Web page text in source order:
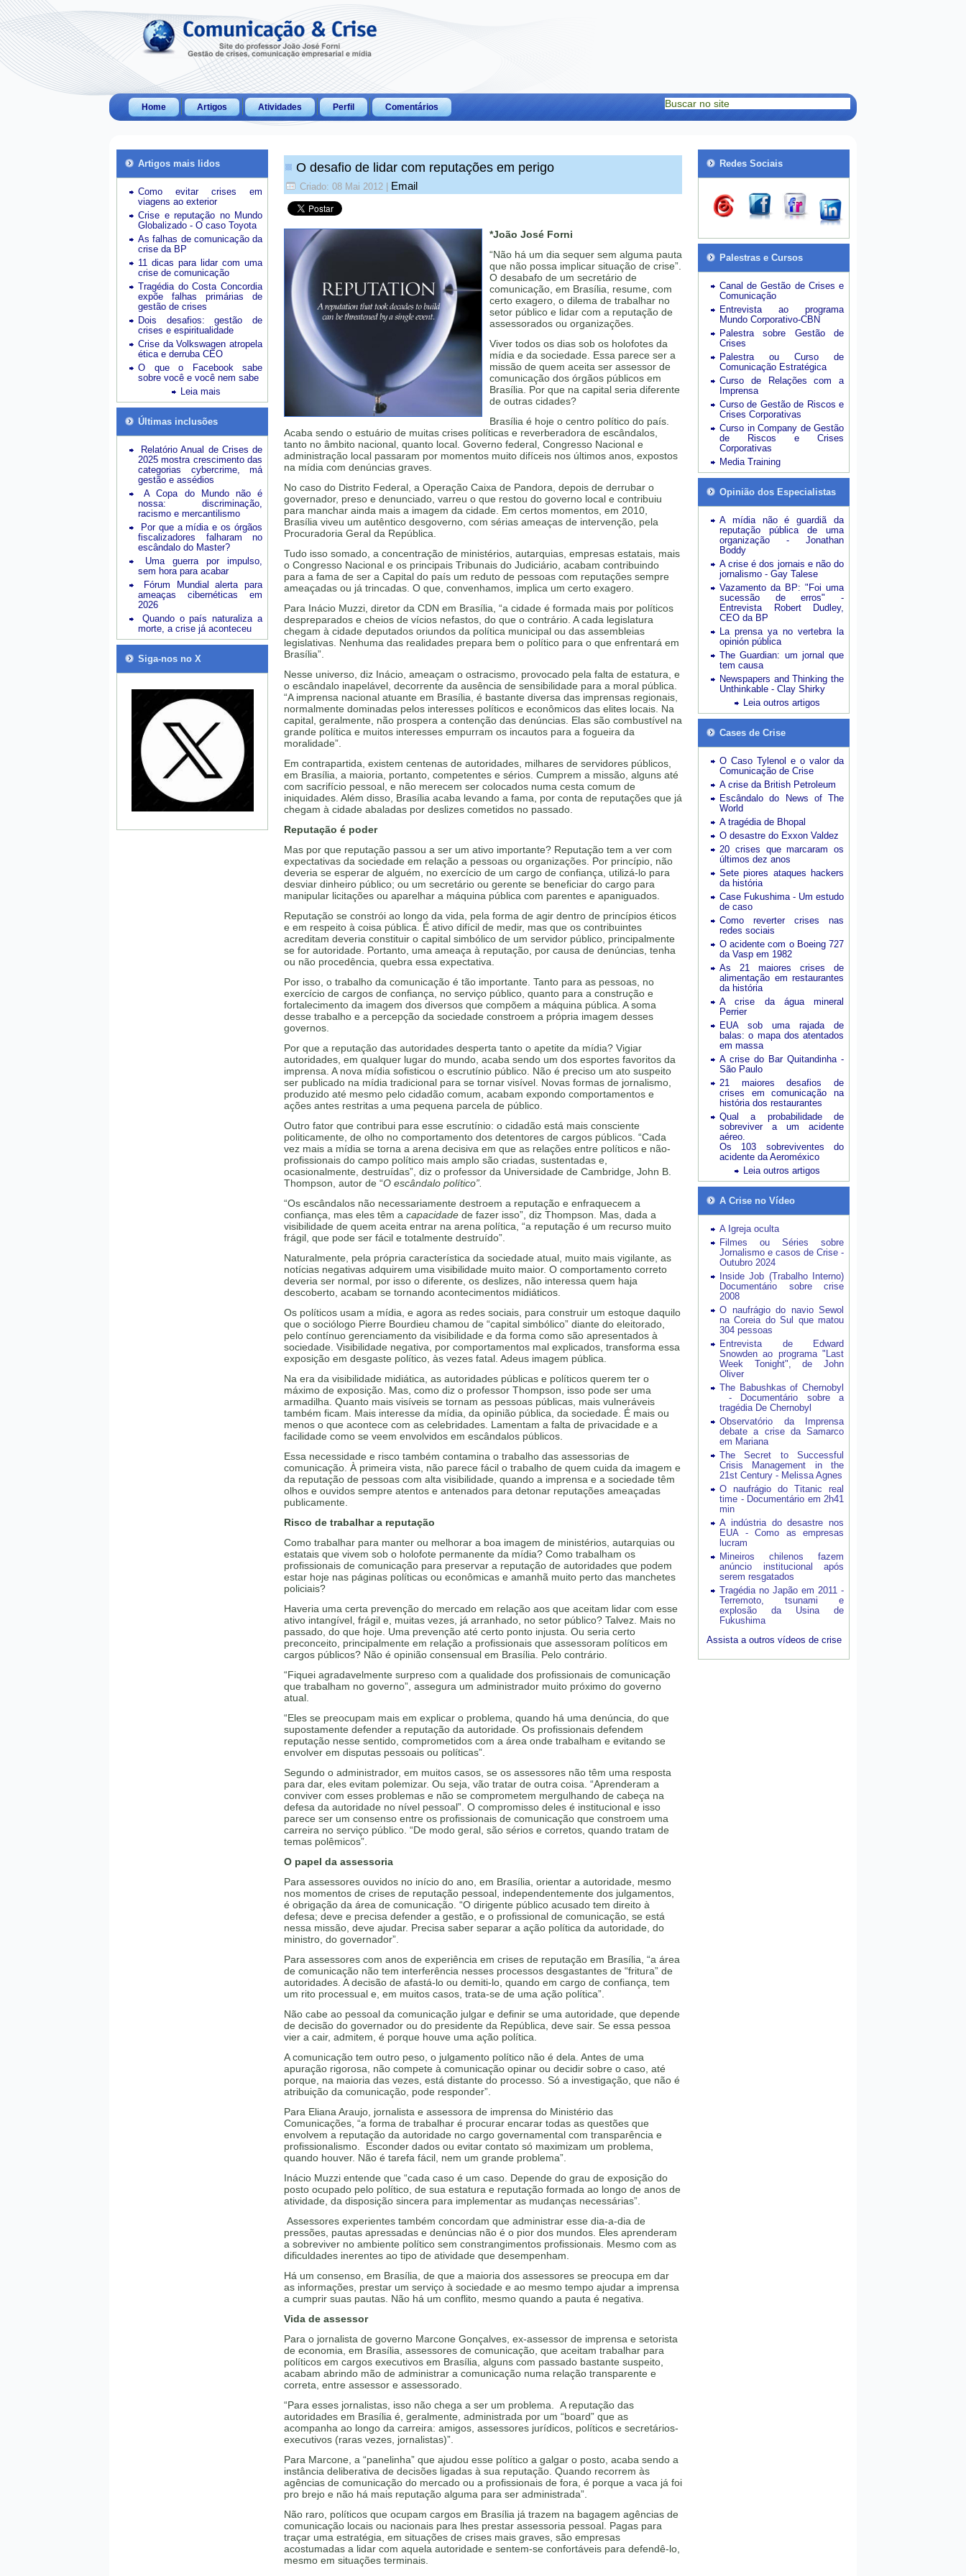
Home Artigos Atividades Perfil Comentários
Artigos mais lidos
Como evitar crises em
viagens ao exterior
Crise e reputação no Mundo
Globalizado - O caso Toyota
As falhas de comunicação da
crise da BP
11 dicas para lidar com uma
crise de comunicação
Tragédia do Costa Concordia
expõe falhas primárias de
gestão de crises
Dois desafios: gestão de
crises e espiritualidade
Crise da Volkswagen atropela
ética e derruba CEO
O que o Facebook sabe
sobre você e você nem sabe
Leia mais
Últimas inclusões
Relatório Anual de Crises de
2025 mostra crescimento das
categorias cybercrime, má
gestão e assédios
A Copa do Mundo não é
nossa: discriminação,
racismo e mercantilismo
Por que a mídia e os órgãos
fiscalizadores falharam no
escândalo do Master?
Uma guerra por impulso,
sem hora para acabar
Fórum Mundial alerta para
ameaças cibernéticas em
2026
Quando o país naturaliza a
morte, a crise já aconteceu
Siga-nos no X
O desafio de lidar com reputações em perigo
Criado: 08 Mai 2012 Email
*João José Forni
“Não há um dia sequer sem alguma pauta
que não possa implicar situação de crise”.
O desabafo de um secretário de
comunicação, em Brasília, resume, com
certo exagero, o dilema de trabalhar no
setor público e lidar com a reputação de
assessorados ou organizações.
Viver todos os dias sob os holofotes da
mídia e da sociedade. Essa parece ser a
missão de quem aceita ser assessor de
comunicação dos órgãos públicos em
Brasília. Por que na capital seria diferente
de outras cidades?
Brasília é hoje o centro político do país.
Acaba sendo o estuário de muitas crises políticas e reverberadora de escândalos,
tanto no âmbito nacional, quanto local. Governo federal, Congresso Nacional e
administração local passaram por momentos muito difíceis nos últimos anos, expostos
na mídia com denúncias graves.
No caso do Distrito Federal, a Operação Caixa de Pandora, depois de derrubar o
governador, preso e denunciado, varreu o que restou do governo local e contribuiu
para manchar ainda mais a imagem da cidade. Em certos momentos, em 2010,
Brasília viveu um autêntico desgoverno, com sérias ameaças de intervenção, pela
Procuradoria Geral da República.
Tudo isso somado, a concentração de ministérios, autarquias, empresas estatais, mais
o Congresso Nacional e os principais Tribunais do Judiciário, acabam contribuindo
para a fama de ser a Capital do país um reduto de pessoas com reputações sempre
ameaçadas ou já trincadas. O que, convenhamos, implica um certo exagero.
Para Inácio Muzzi, diretor da CDN em Brasília, “a cidade é formada mais por políticos
despreparados e cheios de vícios nefastos, do que o contrário. A cada legislatura
chegam à cidade deputados oriundos da política municipal ou das assembleias
legislativas. Nenhuma das realidades prepara bem o político para o que enfrentará em
Brasília”.
Nesse universo, diz Inácio, ameaçam o ostracismo, provocado pela falta de estatura, e
o escândalo inapelável, decorrente da ausência de sensibilidade para a moral pública.
“A imprensa nacional atuante em Brasília, é bastante diversa das imprensas regionais,
normalmente dominadas pelos interesses políticos e econômicos das elites locais. Na
capital, geralmente, não prospera a contenção das denúncias. Elas são combustível na
grande política e muitos interesses empurram os incautos para a fogueira da
moralidade”.
Em contrapartida, existem centenas de autoridades, milhares de servidores públicos,
em Brasília, a maioria, portanto, competentes e sérios. Cumprem a missão, alguns até
com sacrifício pessoal, e não merecem ser colocados numa cesta comum de
iniquidades. Além disso, Brasília acaba levando a fama, por conta de reputações que já
chegam à cidade abaladas por deslizes cometidos no passado.
Reputação é poder
Mas por que reputação passou a ser um ativo importante? Reputação tem a ver com
expectativas da sociedade em relação a pessoas ou organizações. Por princípio, não
deveria se esperar de alguém, no exercício de um cargo de confiança, utilizá-lo para
desviar dinheiro público; ou um secretário ou gerente se beneficiar do cargo para
manipular licitações ou aparelhar a máquina pública com parentes e apaniguados.
Reputação se constrói ao longo da vida, pela forma de agir dentro de princípios éticos
e em respeito à coisa pública. É ativo difícil de medir, mas que os contribuintes
acreditam deveria constituir o capital simbólico de um servidor público, principalmente
se for autoridade. Portanto, uma ameaça à reputação, por causa de denúncias, tenha
ou não procedência, quebra essa expectativa.
Por isso, o trabalho da comunicação é tão importante. Tanto para as pessoas, no
exercício de cargos de confiança, no serviço público, quanto para a construção e
fortalecimento da imagem dos diversos que compõem a máquina pública. A soma
desse trabalho e a percepção da sociedade constroem a própria imagem desses
governos.
Por que a reputação das autoridades desperta tanto o apetite da mídia? Vigiar
autoridades, em qualquer lugar do mundo, acaba sendo um dos esportes favoritos da
imprensa. A nova mídia sofisticou o escrutínio público. Não é preciso um ato suspeito
ser publicado na mídia tradicional para se tornar visível. Novas formas de jornalismo,
produzido até mesmo pelo cidadão comum, acabam expondo comportamentos e
ações antes restritas a uma pequena parcela de público.
Outro fator que contribui para esse escrutínio: o cidadão está mais consciente
politicamente, de olho no comportamento dos detentores de cargos públicos. “Cada
vez mais a mídia se torna a arena decisiva em que as relações entre políticos e não-
profissionais do campo político mais amplo são criadas, sustentadas e,
ocasionalmente, destruídas”, diz o professor da Universidade de Cambridge, John B.
Thompson, autor de “O escândalo político”.
“Os escândalos não necessariamente destroem a reputação e enfraquecem a
confiança, mas eles têm a capacidade de fazer isso”, diz Thompson. Mas, dada a
visibilidade de quem aceita entrar na arena política, “a reputação é um recurso muito
frágil, que pode ser fácil e totalmente destruído”.
Naturalmente, pela própria característica da sociedade atual, muito mais vigilante, as
notícias negativas adquirem uma visibilidade muito maior. O comportamento correto
deveria ser normal, por isso o diferente, os deslizes, não interessa quem haja
descoberto, acabam se tornando acontecimentos midiáticos.
Os políticos usam a mídia, e agora as redes sociais, para construir um estoque daquilo
que o sociólogo Pierre Bourdieu chamou de “capital simbólico” diante do eleitorado,
pelo contínuo gerenciamento da visibilidade e da forma como são apresentados à
sociedade. Visibilidade negativa, por comportamentos mal explicados, transforma essa
exposição em desgaste político, às vezes fatal. Adeus imagem pública.
Na era da visibilidade midiática, as autoridades públicas e políticos querem ter o
máximo de exposição. Mas, como diz o professor Thompson, isso pode ser uma
armadilha. Quanto mais visíveis se tornam as pessoas públicas, mais vulneráveis
também ficam. Mais interesse da mídia, da opinião pública, da sociedade. É mais ou
menos o que acontece com as celebridades. Lamentam a falta de privacidade e a
facilidade como se veem envolvidos em escândalos públicos.
Essa necessidade e risco também contamina o trabalho das assessorias de
comunicação. À primeira vista, não parece fácil o trabalho de quem cuida da imagem e
da reputação de pessoas com alta visibilidade, quando a imprensa e a sociedade têm
olhos e ouvidos sempre atentos e antenados para detonar reputações ameaçadas
publicamente.
Risco de trabalhar a reputação
Como trabalhar para manter ou melhorar a boa imagem de ministérios, autarquias ou
estatais que vivem sob o holofote permanente da mídia? Como trabalham os
profissionais de comunicação para preservar a reputação de autoridades que podem
estar hoje nas páginas políticas ou econômicas e amanhã muito perto das manchetes
policiais?
Haveria uma certa prevenção do mercado em relação aos que aceitam lidar com esse
ativo intangível, frágil e, muitas vezes, já arranhado, no setor público? Talvez. Mais no
passado, do que hoje. Uma prevenção até certo ponto injusta. Ou seria certo
preconceito, principalmente em relação a profissionais que assessoram políticos em
cargos públicos? Não é opinião consensual em Brasília. Pelo contrário.
“Fiquei agradavelmente surpreso com a qualidade dos profissionais de comunicação
que trabalham no governo”, assegura um administrador muito próximo do governo
atual.
“Eles se preocupam mais em explicar o problema, quando há uma denúncia, do que
supostamente defender a reputação da autoridade. Os profissionais defendem
reputação nesse sentido, comprometidos com a área onde trabalham e evitando se
envolver em disputas pessoais ou políticas”.
Segundo o administrador, em muitos casos, se os assessores não têm uma resposta
para dar, eles evitam polemizar. Ou seja, vão tratar de outra coisa. “Aprenderam a
conviver com esses problemas e não se comprometem mergulhando de cabeça na
defesa da autoridade no nível pessoal”. O compromisso deles é institucional e isso
parece ser um consenso entre os profissionais de comunicação que constroem uma
carreira no serviço público. “De modo geral, são sérios e corretos, quando tratam de
temas polêmicos”.
O papel da assessoria
Para assessores ouvidos no início do ano, em Brasília, orientar a autoridade, mesmo
nos momentos de crises de reputação pessoal, independentemente dos julgamentos,
é obrigação da área de comunicação. “O dirigente público acusado tem direito à
defesa; deve e precisa defender a gestão, e o profissional de comunicação, se está
nessa missão, deve ajudar. Precisa saber separar a ação política da autoridade, do
ministro, do governador”.
Para assessores com anos de experiência em crises de reputação em Brasília, “a área
de comunicação não tem interferência nesses processos desgastantes de “fritura” de
autoridades. A decisão de afastá-lo ou demiti-lo, quando em cargo de confiança, tem
um rito processual e, em muitos casos, trata-se de uma ação política”.
Não cabe ao pessoal da comunicação julgar e definir se uma autoridade, que depende
de decisão do governador ou do presidente da República, deve sair. Se essa pessoa
vier a cair, admitem, é porque houve uma ação política.
A comunicação tem outro peso, o julgamento político não é dela. Antes de uma
apuração rigorosa, não compete à comunicação opinar ou decidir sobre o caso, até
porque, na maioria das vezes, está distante do processo. Só a investigação, que não é
atribuição da comunicação, pode responder”.
Para Eliana Araujo, jornalista e assessora de imprensa do Ministério das
Comunicações, “a forma de trabalhar é procurar encarar todas as questões que
envolvem a reputação da autoridade no cargo governamental com transparência e
profissionalismo. Esconder dados ou evitar contato só maximizam um problema,
quando houver. Não é tarefa fácil, nem um grande problema”.
Inácio Muzzi entende que “cada caso é um caso. Depende do grau de exposição do
posto ocupado pelo político, de sua estatura e reputação formada ao longo de anos de
atividade, da disposição sincera para implementar as mudanças necessárias”.
Assessores experientes também concordam que administrar esse dia-a-dia de
pressões, pautas apressadas e denúncias não é o pior dos mundos. Eles aprenderam
a sobreviver no ambiente político sem constrangimentos profissionais. Mesmo com as
dificuldades inerentes ao tipo de atividade que desempenham.
Há um consenso, em Brasília, de que a maioria dos assessores se preocupa em dar
as informações, prestar um serviço à sociedade e ao mesmo tempo ajudar a imprensa
a cumprir suas pautas. Não há um conflito, mesmo quando a pauta é negativa.
Vida de assessor
Para o jornalista de governo Marcone Gonçalves, ex-assessor de imprensa e setorista
de economia, em Brasília, assessores de comunicação, que aceitam trabalhar para
políticos em cargos executivos em Brasília, alguns com passado bastante suspeito,
acabam abrindo mão de administrar a comunicação numa relação transparente e
correta, entre assessor e assessorado.
“Para esses jornalistas, isso não chega a ser um problema.
A reputação das
autoridades em Brasília é, geralmente, administrada por um “board” que as
acompanha ao longo da carreira: amigos, assessores jurídicos, políticos e secretários-
executivos (raras vezes, jornalistas)”.
Para Marcone, a “panelinha” que ajudou esse político a galgar o posto, acaba sendo a
instância deliberativa de decisões ligadas à sua reputação. Quando recorrem às
agências de comunicação do mercado ou a profissionais de fora, é porque a vaca já foi
pro brejo e não há mais reputação alguma para ser administrada”.
Não raro, políticos que ocupam cargos em Brasília já trazem na bagagem agências de
comunicação locais ou nacionais para lhes prestar assessoria pessoal. Pagas para
traçar uma estratégia, em situações de crises mais graves, são empresas
acostumadas a lidar com aquela autoridade e sentem-se confortáveis para defendê-lo,
mesmo em situações terminais.
Redes Sociais
Palestras e Cursos
Canal de Gestão de Crises e
Comunicação
Entrevista ao programa
Mundo Corporativo-CBN
Palestra sobre Gestão de
Crises
Palestra ou Curso de
Comunicação Estratégica
Curso de Relações com a
Imprensa
Curso de Gestão de Riscos e
Crises Corporativas
Curso in Company de Gestão
de Riscos e Crises
Corporativas
Media Training
Opinião dos Especialistas
A mídia não é guardiã da
reputação pública de uma
organização - Jonathan
Boddy
A crise é dos jornais e não do
jornalismo - Gay Talese
Vazamento da BP: "Foi uma
sucessão de erros" -
Entrevista Robert Dudley,
CEO da BP
La prensa ya no vertebra la
opinión pública
The Guardian: um jornal que
tem causa
Newspapers and Thinking the
Unthinkable - Clay Shirky
Leia outros artigos
Cases de Crise
O Caso Tylenol e o valor da
Comunicação de Crise
A crise da British Petroleum
Escândalo do News of The
World
A tragédia de Bhopal
O desastre do Exxon Valdez
20 crises que marcaram os
últimos dez anos
Sete piores ataques hackers
da história
Case Fukushima - Um estudo
de caso
Como reverter crises nas
redes sociais
O acidente com o Boeing 727
da Vasp em 1982
As 21 maiores crises de
alimentação em restaurantes
da história
A crise da água mineral
Perrier
EUA sob uma rajada de
balas: o mapa dos atentados
em massa
A crise do Bar Quitandinha -
São Paulo
21 maiores desafios de
crises em comunicação na
história dos restaurantes
Qual a probabilidade de
sobreviver a um acidente
aéreo.
Os 103 sobreviventes do
acidente da Aeroméxico
Leia outros artigos
A Crise no Vídeo
A Igreja oculta
Filmes ou Séries sobre
Jornalismo e casos de Crise -
Outubro 2024
Inside Job (Trabalho Interno)
Documentário sobre crise
2008
O naufrágio do navio Sewol
na Coreia do Sul que matou
304 pessoas
Entrevista de Edward
Snowden ao programa "Last
Week Tonight", de John
Oliver
The Babushkas of Chernobyl
- Documentário sobre a
tragédia De Chernobyl
Observatório da Imprensa
debate a crise da Samarco
em Mariana
The Secret to Successful
Crisis Management in the
21st Century - Melissa Agnes
O naufrágio do Titanic real
time - Documentário em 2h41
min
A indústria do desastre nos
EUA - Como as empresas
lucram
Mineiros chilenos fazem
anúncio institucional após
serem resgatados
Tragédia no Japão em 2011 -
Terremoto, tsunami e
explosão da Usina de
Fukushima
Assista a outros vídeos de crise